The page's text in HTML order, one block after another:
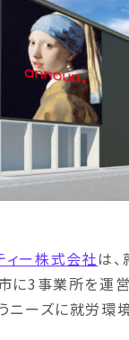
ィー株式会社は
3事業所を運営
ニーズに就労環